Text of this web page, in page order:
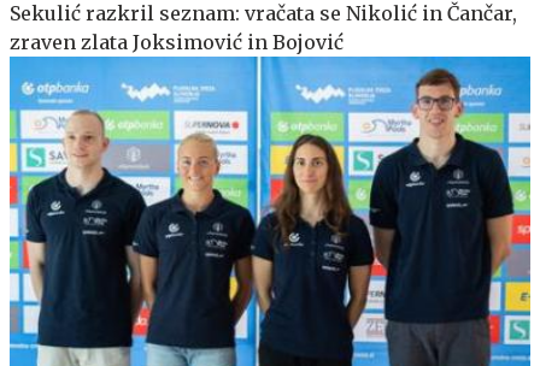
Sekulić razkril seznam: vračata se Nikolić in Čančar,
zraven zlata Joksimović in Bojović